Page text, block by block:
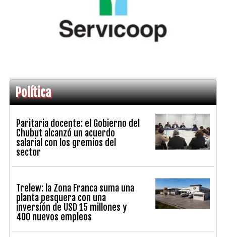
Política
Paritaria docente: el Gobierno del
Chubut alcanzó un acuerdo
salarial con los gremios del
sector
Trelew: la Zona Franca suma una
planta pesquera con una
inversión de USD 15 millones y
400 nuevos empleos